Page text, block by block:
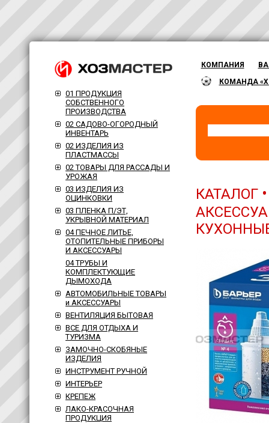
01 ПРОДУКЦИЯ
СОБСТВЕННОГО
ПРОИЗВОДСТВА
02 САДОВО-ОГОРОДНЫЙ
ИНВЕНТАРЬ
02 ИЗДЕЛИЯ ИЗ
ПЛАСТМАССЫ
02 ТОВАРЫ ДЛЯ РАССАДЫ И
УРОЖАЯ
03 ИЗДЕЛИЯ ИЗ
ОЦИНКОВКИ
03 ПЛЕНКА П/ЭТ,
УКРЫВНОЙ МАТЕРИАЛ
04 ПЕЧНОЕ ЛИТЬЕ,
ОТОПИТЕЛЬНЫЕ ПРИБОРЫ
И АКСЕССУАРЫ
04 ТРУБЫ И
КОМПЛЕКТУЮЩИЕ
ДЫМОХОДА
АВТОМОБИЛЬНЫЕ ТОВАРЫ
и АКСЕССУАРЫ
ВЕНТИЛЯЦИЯ БЫТОВАЯ
ВСЕ ДЛЯ ОТДЫХА И
ТУРИЗМА
ЗАМОЧНО-СКОБЯНЫЕ
ИЗДЕЛИЯ
ИНСТРУМЕНТ РУЧНОЙ
ИНТЕРЬЕР
КРЕПЕЖ
ЛАКО-КРАСОЧНАЯ
ПРОДУКЦИЯ
КОМПАНИЯ
КОМАНДА
КАТАЛОГ